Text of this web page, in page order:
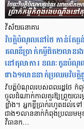
វិស័យធនាគារ
វិបត្តិបំណុល​នៅថៃ កាន់តែធ្
គណនីប្រាក់កម្ចីជិត២លានរ
នៅតុលាការ ខណៈកូនបំ
ជាង១លាននាក់ប្រឈមវិបត្តិផ្
វិបត្តិបំណុលរបស់ពលរដ្ឋថៃ កំ
ចូលដំណាក់កាលគួរឱ្យព្រួយបារម្
ខ្លាំង។ អ្នកខ្ចីប្រាក់​រហូតដល់​ទៅ
ជាង១លាននាក់កំពុងប្រឈមមុ
វិធានក…